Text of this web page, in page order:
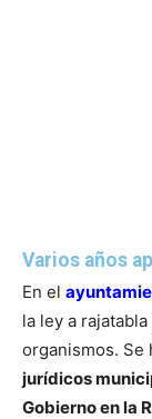
Varios años
En el
la ley a
organismos. Se
jurídicos
Gobierno en la